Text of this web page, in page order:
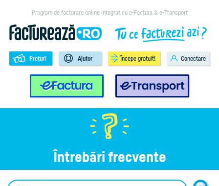
Program de facturare online integrat cu e-Factura & e-Transport
e-Factura e-Transport
Prețuri Ajutor Începe gratuit! Conectare
Întrebări frecvente